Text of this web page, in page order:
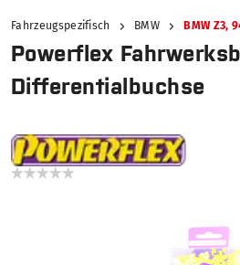
Fahrzeugspezifisch BMW BMW Z3,
Powerflex
Differentialbuchse